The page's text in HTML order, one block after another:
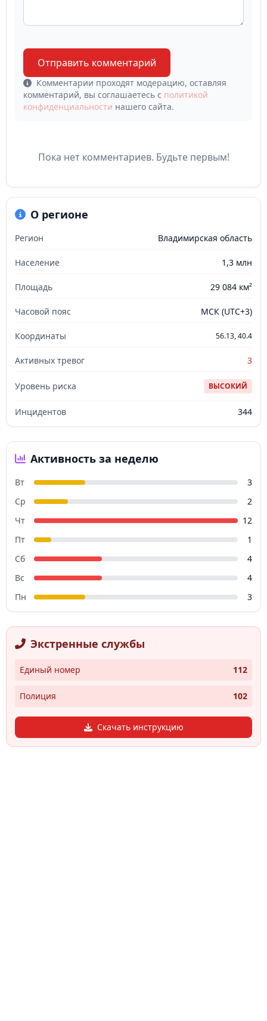
Отправить комментарий
Комментарии проходят модерацию, оставляя
комментарий, вы соглашаетесь с политикой
конфиденциальности нашего сайта.
Пока нет комментариев. Будьте первым!
О регионе
Регион Владимирская область
Население 1,3 млн
Площадь 29 084 км²
Часовой пояс МСК (UTC+3)
Координаты 56.13, 40.4
Активных тревог 3
Уровень риска ВЫСОКИЙ
Инцидентов 344
Активность за неделю
Вт
3
Ср
2
Чт
12
Пт
1
Сб
4
Вс
4
Пн
3
Экстренные службы
Единый номер 112
Полиция 102
Скачать инструкцию